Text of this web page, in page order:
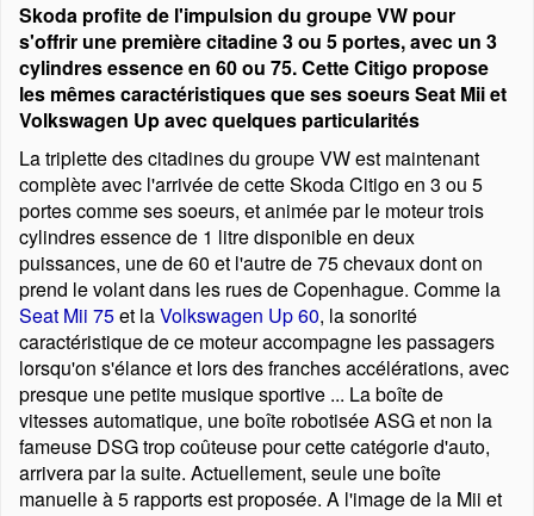
Skoda profite de l'impulsion du groupe VW pour
s'offrir une première citadine 3 ou 5 portes, avec un 3
cylindres essence en 60 ou 75. Cette Citigo propose
les mêmes caractéristiques que ses soeurs Seat Mii et
Volkswagen Up avec quelques particularités
La triplette des citadines du groupe VW est maintenant
complète avec l'arrivée de cette Skoda Citigo en 3 ou 5
portes comme ses soeurs, et animée par le moteur trois
cylindres essence de 1 litre disponible en deux
puissances, une de 60 et l'autre de 75 chevaux dont on
prend le volant dans les rues de Copenhague. Comme la
Seat Mii 75et laVolkswagen Up 60, la sonorité
caractéristique de ce moteur accompagne les passagers
lorsqu'on s'élance et lors des franches accélérations, avec
presque une petite musique sportive ... La boîte de
vitesses automatique, une boîte robotisée ASG et non la
fameuse DSG trop coûteuse pour cette catégorie d'auto,
arrivera par la suite. Actuellement, seule une boîte
manuelle à 5 rapports est proposée. A l'image de la Mii et